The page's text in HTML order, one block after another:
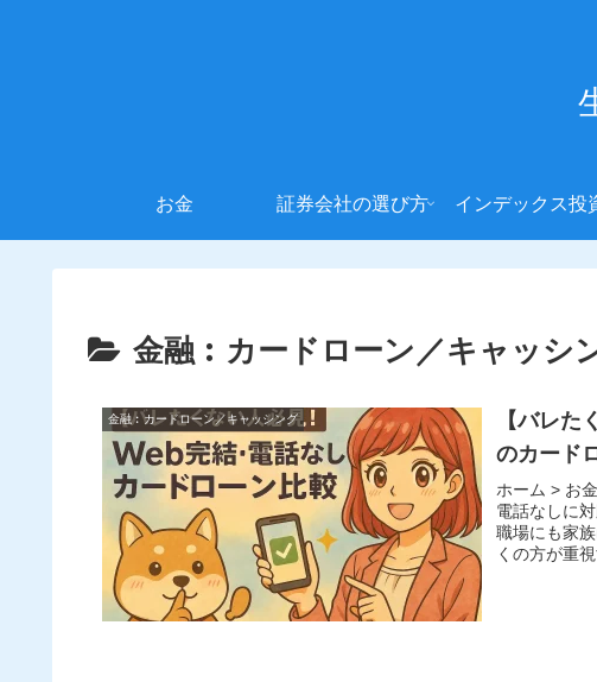
お金 証券会社の選び方 インデックス投
金融︰カードローン／キャッシ
金融︰カードローン／キャッシング
【バレ
のカード
ホーム > お
電話なしに
職場にも家
くの方が重